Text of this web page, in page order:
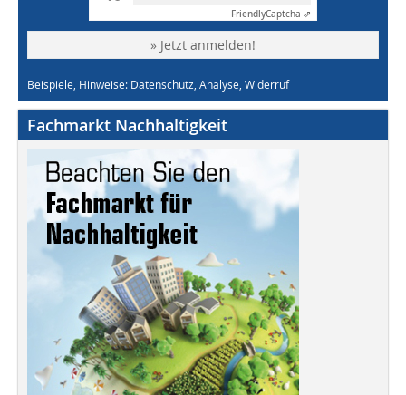
FriendlyCaptcha ⇗
» Jetzt anmelden!
Beispiele, Hinweise: Datenschutz, Analyse, Widerruf
Fachmarkt Nachhaltigkeit